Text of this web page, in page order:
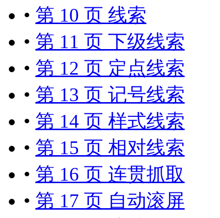
• 第 10 页 线索
• 第 11 页 下级线索
• 第 12 页 定点线索
• 第 13 页 记号线索
• 第 14 页 样式线索
• 第 15 页 相对线索
• 第 16 页 连贯抓取
• 第 17 页 自动滚屏